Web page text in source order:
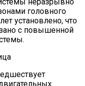
головного
установлено, что
с повышенной